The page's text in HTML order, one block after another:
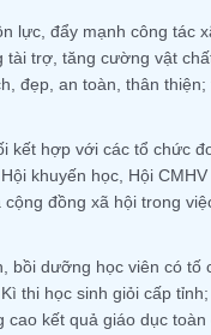
lực, đẩy mạnh công tác
tài trợ, tăng cường vật
đẹp, an toàn, thân
kết hợp với các tổ chức
khuyến học, Hội
đồng xã hội trong
bồi dưỡng học viên có tố
thi học sinh giỏi cấp
cao kết quả giáo dục